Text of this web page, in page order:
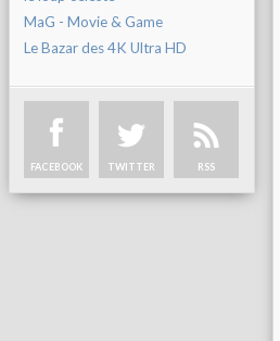
MaG - Movie & Game
Le Bazar des 4K Ultra HD
FACEBOOK TWITTER RSS